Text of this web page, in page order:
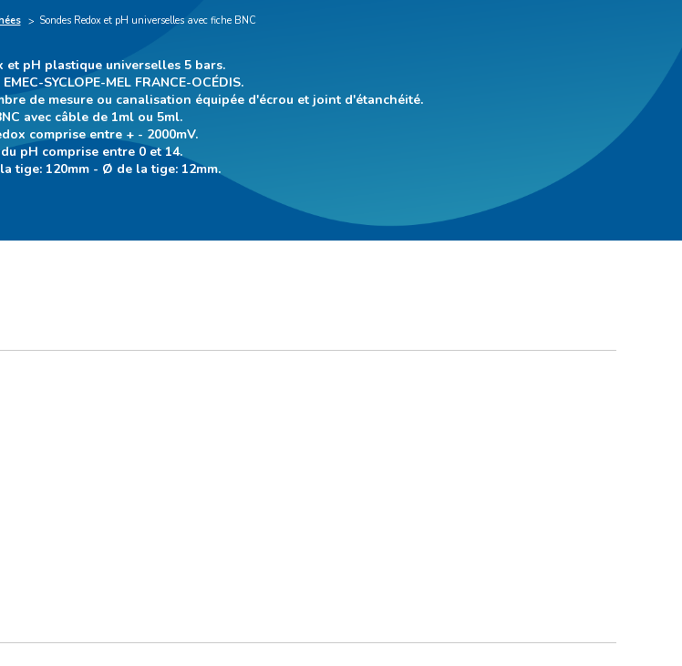
Sondes Redox et pH universelles avec fiche BNC
et pH plastique universelles 5 bars.
SYCLOPE-MEL FRANCE-OCÉDIS.
de mesure ou canalisation équipée d'écrou et joint d'étanchéité.
avec câble de 1ml ou 5ml.
comprise entre + - 2000mV.
pH comprise entre 0 et 14.
tige: 120mm - Ø de la tige: 12mm.